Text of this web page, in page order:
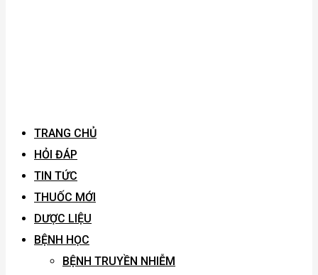
TRANG CHỦ
HỎI ĐÁP
TIN TỨC
THUỐC MỚI
DƯỢC LIỆU
BỆNH HỌC
BỆNH TRUYỀN NHIỄM